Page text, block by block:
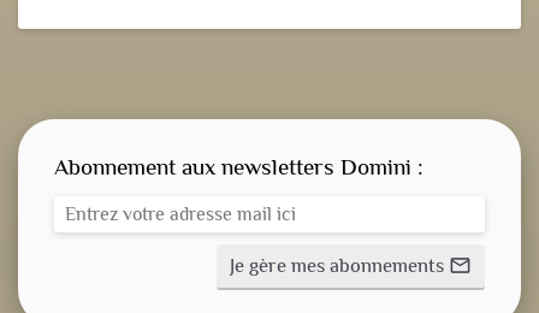
Abonnement aux newsletters Domini :
Je gère mes abonnements mail_outline